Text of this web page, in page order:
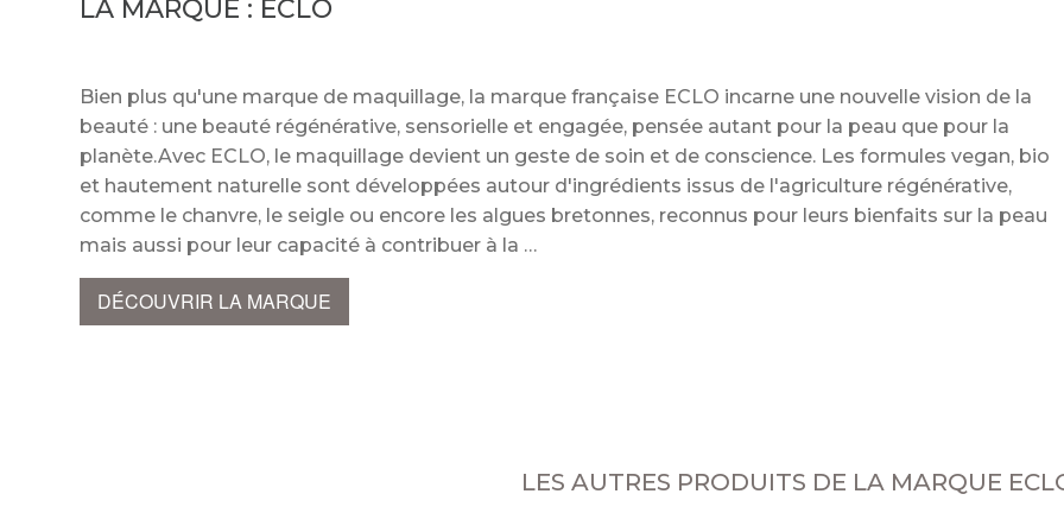
LA MARQUE : ECLO
Bien plus qu'une marque de maquillage, la marque française ECLO incarne une nouvelle vision de la
beauté : une beauté régénérative, sensorielle et engagée, pensée autant pour la peau que pour la
planète.Avec ECLO, le maquillage devient un geste de soin et de conscience. Les formules vegan, bio
et hautement naturelle sont développées autour d'ingrédients issus de l'agriculture régénérative,
comme le chanvre, le seigle ou encore les algues bretonnes, reconnus pour leurs bienfaits sur la peau
mais aussi pour leur capacité à contribuer à la
DÉCOUVRIR LA MARQUE
LES AUTRES PRODUITS DE LA MARQUE